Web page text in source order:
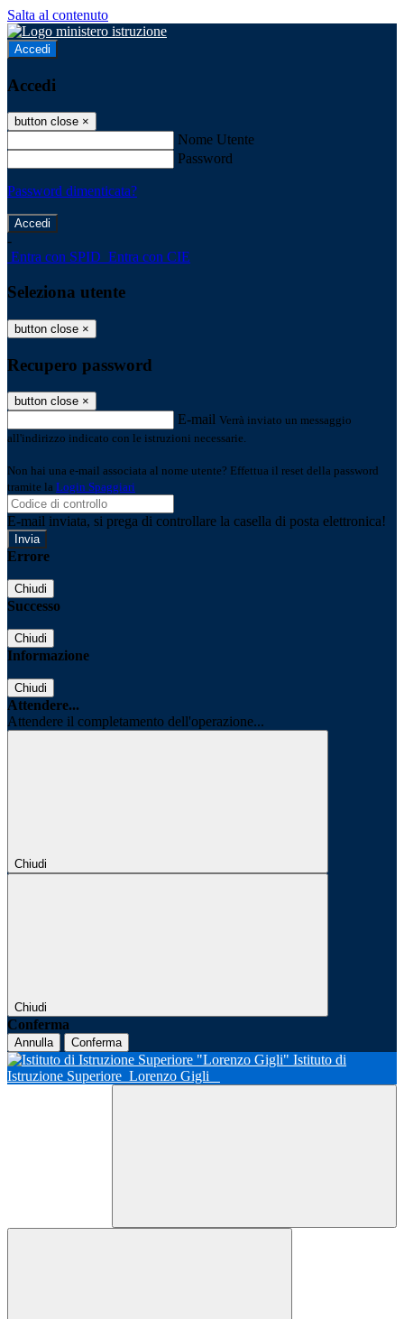
Salta al contenuto
Accedi
Accedi
button close ×
Nome Utente
Password
Password dimenticata?
-
Entra con SPID Entra con CIE
Seleziona utente
button close ×
Recupero password
button close ×
E-mail Verrà inviato un messaggio
all'indirizzo indicato con le istruzioni necessarie.
Non hai una e-mail associata al nome utente? Effettua il reset della password
tramite la Login Spaggiari
E-mail inviata, si prega di controllare la casella di posta elettronica!
Errore
Chiudi
Successo
Chiudi
Informazione
Chiudi
Attendere...
Attendere il completamento dell'operazione...
Chiudi
Chiudi
Conferma
Annulla Conferma
Istituto di
Istruzione Superiore Lorenzo Gigli